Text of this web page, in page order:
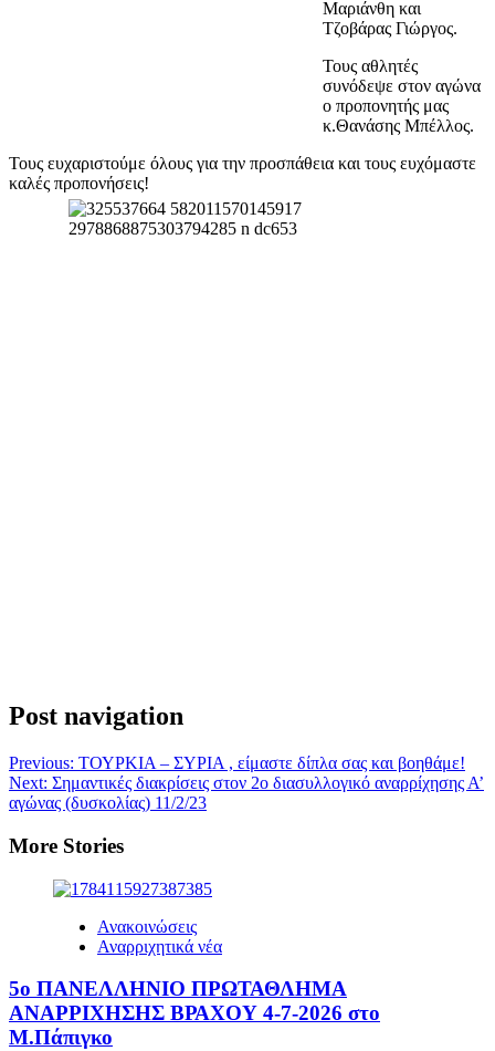
Μαριάνθη και
Τζοβάρας Γιώργος.
Τους αθλητές
συνόδεψε στον αγώνα
ο προπονητής μας
κ.Θανάσης Μπέλλος.
Τους ευχαριστούμε όλους για την προσπάθεια και τους ευχόμαστε
καλές προπονήσεις!
Post navigation
Previous: TΟΥΡΚΙΑ – ΣΥΡΙΑ , είμαστε δίπλα σας και βοηθάμε!
Next: Σημαντικές διακρίσεις στον 2ο διασυλλογικό αναρρίχησης Α’
αγώνας (δυσκολίας) 11/2/23
More Stories
Ανακοινώσεις
Αναρριχητικά νέα
5ο ΠΑΝΕΛΛΗΝΙΟ ΠΡΩΤΑΘΛΗΜΑ
ΑΝΑΡΡΙΧΗΣΗΣ ΒΡΑΧΟΥ 4-7-2026 στο
Μ.Πάπιγκο